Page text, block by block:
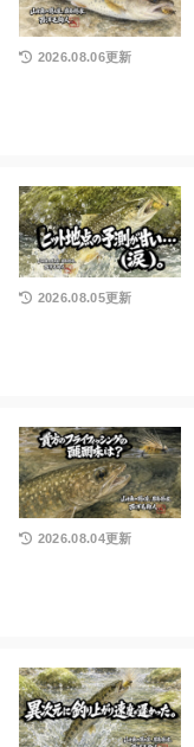
2026.08.06更新
2026.08.05更新
2026.08.04更新